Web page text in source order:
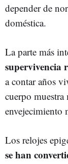
depender de
doméstica.
La parte más
supervivencia
a contar años
cuerpo muestra
envejecimiento
Los relojes
se han